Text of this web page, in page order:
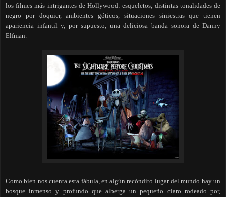
los filmes más intrigantes de Hollywood: esqueletos, distintas tonalidades de
negro por doquier, ambientes góticos, situaciones siniestras que tienen
apariencia infantil y, por supuesto, una deliciosa banda sonora de Danny
Elfman.
Como bien nos cuenta esta fábula, en algún recóndito lugar del mundo hay un
bosque inmenso y profundo que alberga un pequeño claro rodeado por,